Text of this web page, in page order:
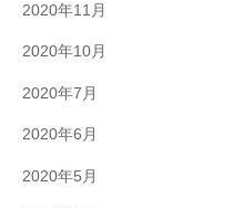
2020年11月
2020年10月
2020年7月
2020年6月
2020年5月